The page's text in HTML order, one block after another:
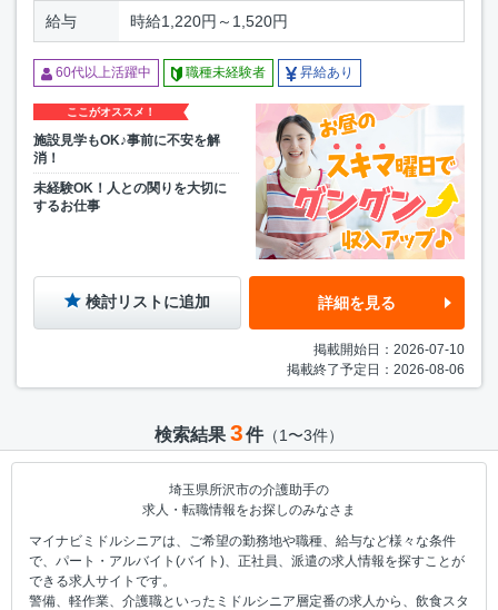
給与 時給1,220円～1,520円
60代以上活躍中 職種未経験者 昇給あり
ここがオススメ！
施設見学もOK♪事前に不安を解
消！
未経験OK！人との関りを大切に
するお仕事
検討リストに追加 詳細を見る
掲載開始日：2026-07-10
掲載終了予定日：2026-08-06
検索結果 3件（1〜3件）
埼玉県所沢市の介護助手の
求人・転職情報をお探しのみなさま
マイナビミドルシニアは、ご希望の勤務地や職種、給与など様々な条件
で、パート・アルバイト(バイト)、正社員、派遣の求人情報を探すことが
できる求人サイトです。
警備、軽作業、介護職といったミドルシニア層定番の求人から、飲食スタ